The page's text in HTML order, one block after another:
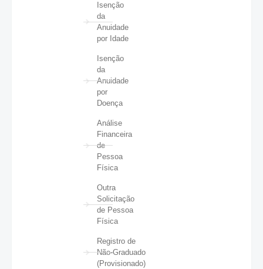
Isenção
da
Anuidade
por Idade
Isenção
da
Anuidade
por
Doença
Análise
Financeira
de
Pessoa
Física
Outra
Solicitação
de Pessoa
Física
Registro de
Não-Graduado
(Provisionado)